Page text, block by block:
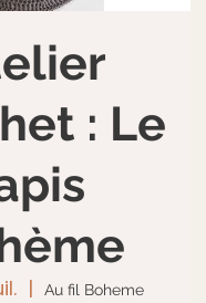
: Le
  |
Au fil Boheme